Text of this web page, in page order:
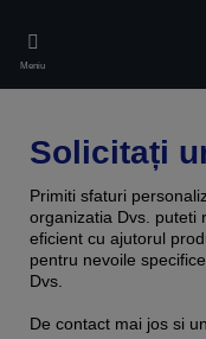
main
content
Meniu
Solicitați
Primiti sfaturi
organizatia Dvs. puteti
eficient cu ajutorul
pentru nevoile
Dvs.
De contact mai jos si